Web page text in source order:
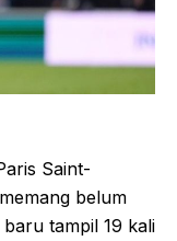
Saint-
belum
tampil 19 kali